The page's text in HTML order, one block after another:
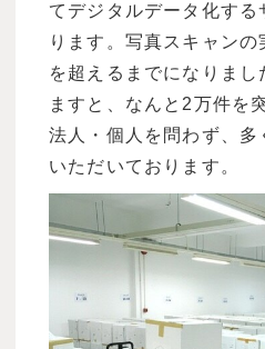
てデジタルデータ化する
ります。写真スキャン
を超えるまでになりまし
ますと、なんと2万件を
法人・個人を問わず、多
いただいております。